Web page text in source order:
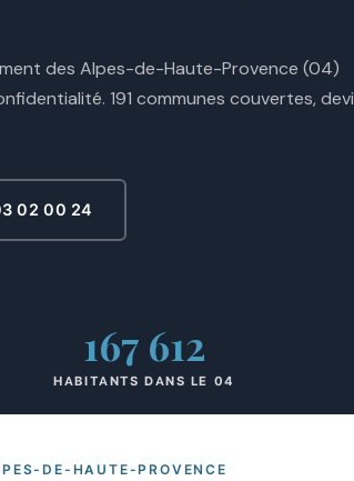
des Alpes-de-Haute-Provence (04)
191 communes couvertes,
02 00 24
167 612
HABITANTS DANS LE 04
DE-HAUTE-PROVENCE